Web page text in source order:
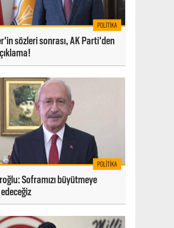
POLITIKA
sözleri sonrası, AK Parti'den
POLITIKA
Soframızı büyütmeye